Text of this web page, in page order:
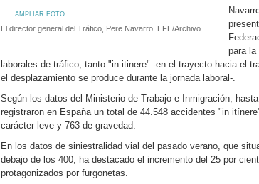
AMPLIAR FOTO
El director general del Tráfico, Pere Navarro. EFE/Archivo
para la
laborales de tráfico, tanto "in itinere" -en el trayecto hacia el
el desplazamiento se produce durante la jornada laboral-.
Según los datos del Ministerio de Trabajo e Inmigración,
registraron en España un total de 44.548 accidentes "in
carácter leve y 763 de gravedad.
En los datos de siniestralidad vial del pasado verano, que
debajo de los 400, ha destacado el incremento del 25 por
protagonizados por furgonetas.